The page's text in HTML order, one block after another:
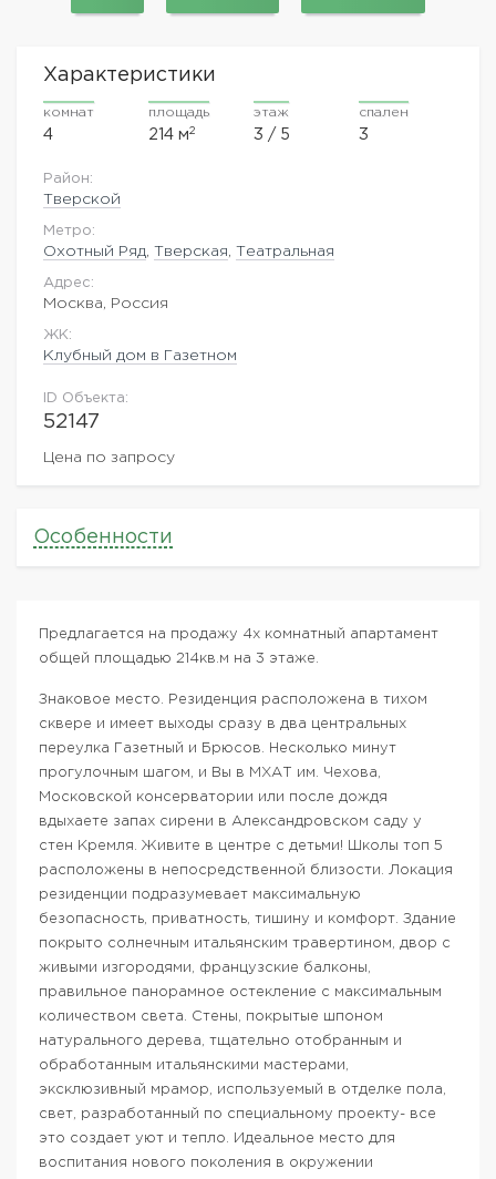
Характеристики
комнат
4
площадь
214 м2
этаж
3 / 5
спален
3
Район:
Тверской
Метро:
Охотный Ряд Тверская Театральная
Адрес:
Москва, Россия
ЖK:
Клубный дом в Газетном
ID Объекта:
52147
Цена по запросу
Особенности
Предлагается на продажу 4х комнатный апартамент
общей площадью 214кв.м на 3 этаже.
Знаковое место. Резиденция расположена в тихом
сквере и имеет выходы сразу в два центральных
переулка Газетный и Брюсов. Несколько минут
прогулочным шагом, и Вы в МХАТ им. Чехова,
Московской консерватории или после дождя
вдыхаете запах сирени в Александровском саду у
стен Кремля. Живите в центре с детьми! Школы топ 5
расположены в непосредственной близости. Локация
резиденции подразумевает максимальную
безопасность, приватность, тишину и комфорт. Здание
покрыто солнечным итальянским травертином, двор с
живыми изгородями, французские балконы,
правильное панорамное остекление с максимальным
количеством света. Стены, покрытые шпоном
натурального дерева, тщательно отобранным и
обработанным итальянскими мастерами,
эксклюзивный мрамор, используемый в отделке пола,
свет, разработанный по специальному проекту- все
это создает уют и тепло. Идеальное место для
воспитания нового поколения в окружении